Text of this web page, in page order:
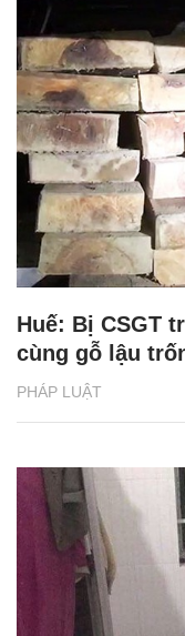
PHÁP LUẬT
Huế: Bị CSGT
cùng gỗ lậu